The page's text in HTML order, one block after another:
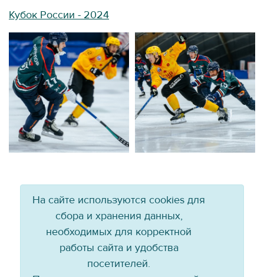
Кубок России - 2024
На сайте используются cookies для
сбора и хранения данных,
необходимых для корректной
работы сайта и удобства
посетителей.